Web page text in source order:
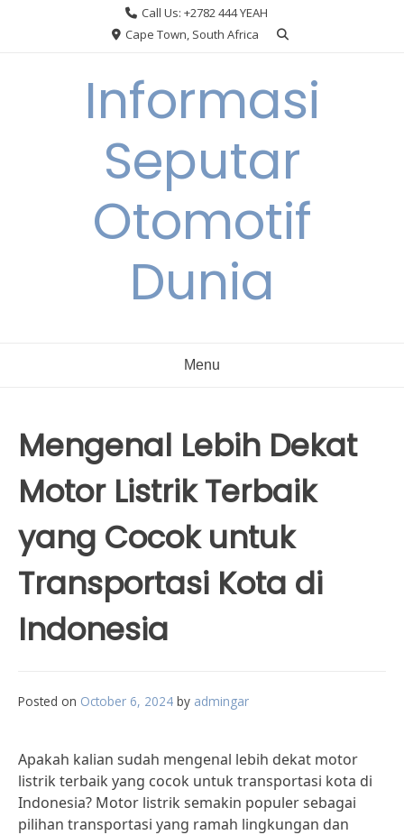
Call Us: +2782 444 YEAH
Cape Town, South Africa
Informasi
Seputar
Otomotif
Dunia
Menu
Mengenal Lebih Dekat
Motor Listrik Terbaik
yang Cocok untuk
Transportasi Kota di
Indonesia
Posted on October 6, 2024 by admingar
Apakah kalian sudah mengenal lebih dekat motor
listrik terbaik yang cocok untuk transportasi kota di
Indonesia? Motor listrik semakin populer sebagai
pilihan transportasi yang ramah lingkungan dan